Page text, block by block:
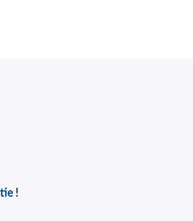
!